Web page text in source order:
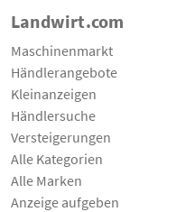
Landwirt.com
Maschinenmarkt
Händlerangebote
Kleinanzeigen
Händlersuche
Versteigerungen
Alle Kategorien
Alle Marken
Anzeige aufgeben